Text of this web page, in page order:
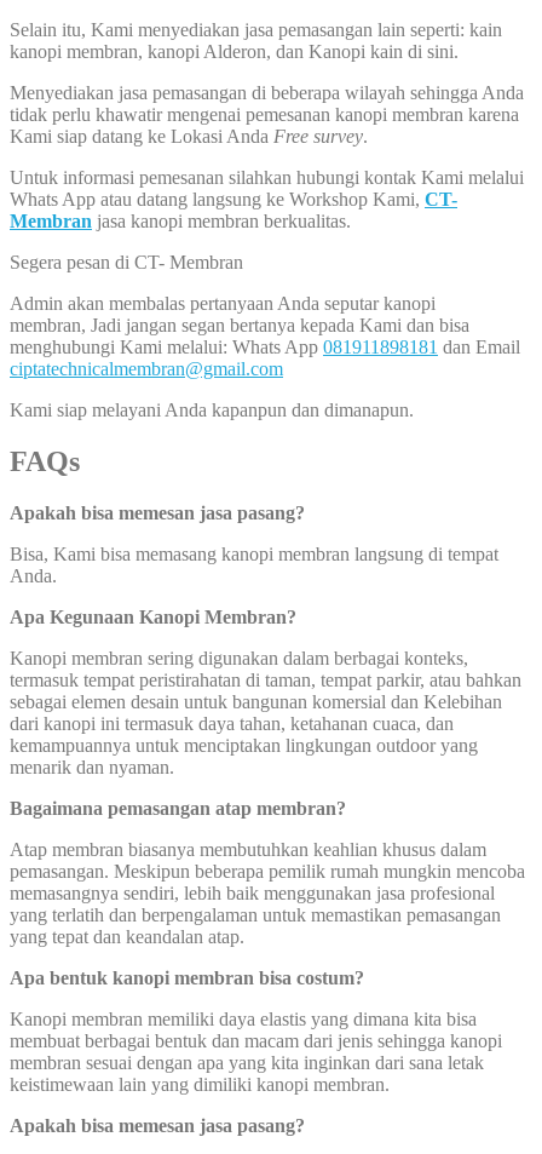
Selain itu, Kami menyediakan jasa pemasangan lain seperti: kain
kanopi membran, kanopi Alderon, dan Kanopi kain di sini.
Menyediakan jasa pemasangan di beberapa wilayah sehingga Anda
tidak perlu khawatir mengenai pemesanan kanopi membran karena
Kami siap datang ke Lokasi Anda Free survey.
Untuk informasi pemesanan silahkan hubungi kontak Kami melalui
Whats App atau datang langsung ke Workshop Kami, CT-
Membran jasa kanopi membran berkualitas.
Segera pesan di CT- Membran
Admin akan membalas pertanyaan Anda seputar kanopi
membran, Jadi jangan segan bertanya kepada Kami dan bisa
menghubungi Kami melalui: Whats App 081911898181 dan Email
ciptatechnicalmembran@gmail.com
Kami siap melayani Anda kapanpun dan dimanapun.
FAQs
Apakah bisa memesan jasa pasang?
Bisa, Kami bisa memasang kanopi membran langsung di tempat
Anda.
Apa Kegunaan Kanopi Membran?
Kanopi membran sering digunakan dalam berbagai konteks,
termasuk tempat peristirahatan di taman, tempat parkir, atau bahkan
sebagai elemen desain untuk bangunan komersial dan Kelebihan
dari kanopi ini termasuk daya tahan, ketahanan cuaca, dan
kemampuannya untuk menciptakan lingkungan outdoor yang
menarik dan nyaman.
Bagaimana pemasangan atap membran?
Atap membran biasanya membutuhkan keahlian khusus dalam
pemasangan. Meskipun beberapa pemilik rumah mungkin mencoba
memasangnya sendiri, lebih baik menggunakan jasa profesional
yang terlatih dan berpengalaman untuk memastikan pemasangan
yang tepat dan keandalan atap.
Apa bentuk kanopi membran bisa costum?
Kanopi membran memiliki daya elastis yang dimana kita bisa
membuat berbagai bentuk dan macam dari jenis sehingga kanopi
membran sesuai dengan apa yang kita inginkan dari sana letak
keistimewaan lain yang dimiliki kanopi membran.
Apakah bisa memesan jasa pasang?